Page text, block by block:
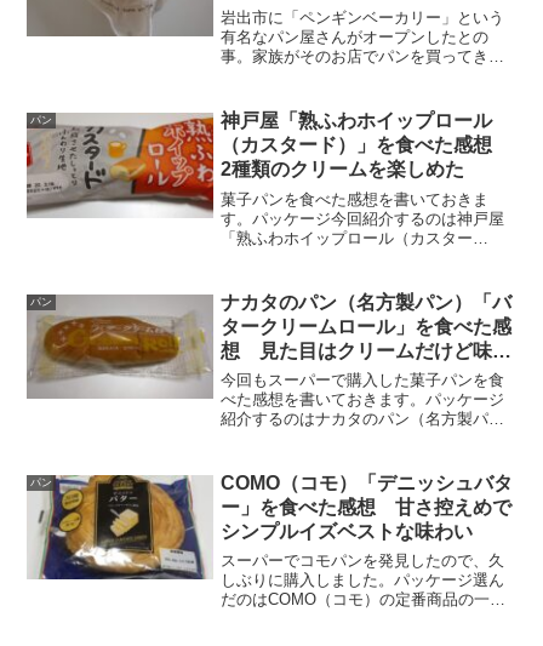
岩出市に「ペンギンベーカリー」という
有名なパン屋さんがオープンしたとの
事。家族がそのお店でパンを買ってきて
ン」というパンで、人気商品の一つなの
だそうです。包み紙には「P...
パン
神戸屋「熟ふわホイップロール
（カスタード）」を食べた感想
2種類のクリームを楽しめた
菓子パンを食べた感想を書いておきま
す。パッケージ今回紹介するのは神戸屋
「熟ふわホイップロール（カスター
うです。いつものように原材料と栄養成
分表示を載せておきます。しまっ...
パン
ナカタのパン（名方製パン）「バ
タークリームロール」を食べた感
想 見た目はクリームだけど味は
マーガリン
今回もスーパーで購入した菓子パンを食
べた感想を書いておきます。パッケージ
紹介するのはナカタのパン（名方製パ
ァンページで紹介されています。「バタ
ークリームロール」と思いき...
パン
COMO（コモ）「デニッシュバタ
ー」を食べた感想 甘さ控えめで
シンプルイズベストな味わい
スーパーでコモパンを発見したので、久
しぶりに購入しました。パッケージ選ん
だのはCOMO（コモ）の定番商品の一つ